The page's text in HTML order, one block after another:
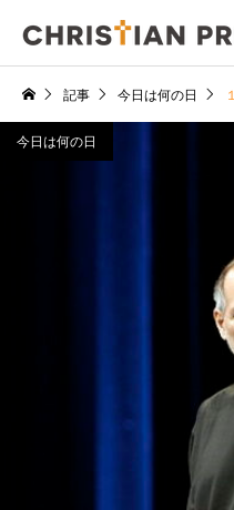
記事 今日は何の日
今日は何の日